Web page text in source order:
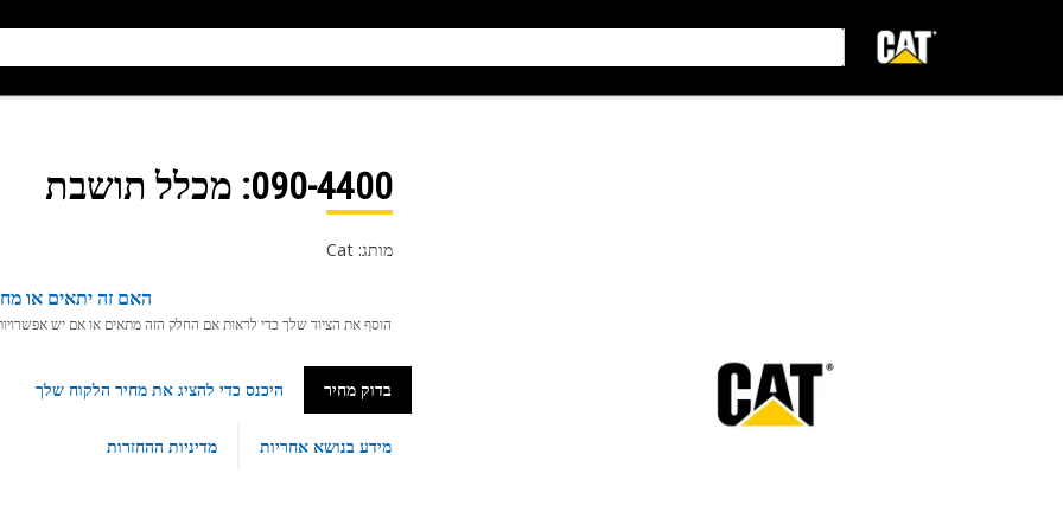
090-4400: מכלל תושבת
מותג: Cat
האם זה יתאים או
הוסף את הציוד שלך כדי לראות אם החלק הזה מתאים או אם יש אפשרויות
בדוק מחיר היכנס כדי להציג את מחיר הלקוח שלך
מידע בנושא אחריות מדיניות ההחזרות